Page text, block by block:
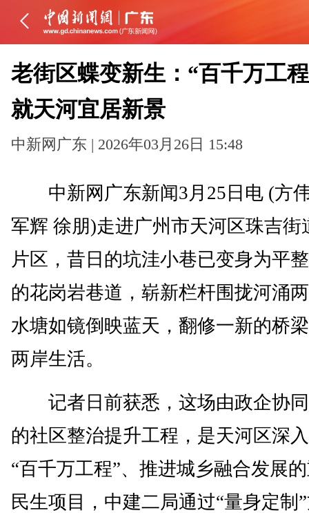
老街区蝶变新生：“百千万工
就天河宜居新景
中新网广东 | 2026年03月26日 15:48
中新网广东新闻3月25日电 (方
军辉 徐朋)走进广州市天河区珠吉街
片区，昔日的坑洼小巷已变身为平
的花岗岩巷道，崭新栏杆围拢河涌
水塘如镜倒映蓝天，翻修一新的桥
两岸生活。
记者日前获悉，这场由政企协
的社区整治提升工程，是天河区深
“百千万工程”、推进城乡融合发展
民生项目，中建二局通过“量身定制